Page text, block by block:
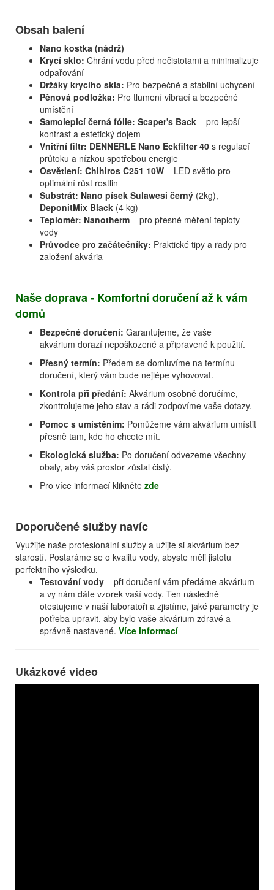
Obsah balení
Nano kostka (nádrž)
Krycí sklo: Chrání vodu před nečistotami a minimalizuje
odpařování
Držáky krycího skla: Pro bezpečné a stabilní uchycení
Pěnová podložka: Pro tlumení vibrací a bezpečné
umístění
Samolepicí černá fólie: Scaper's Back – pro lepší
kontrast a estetický dojem
Vnitřní filtr: DENNERLE Nano Eckfilter 40 s regulací
průtoku a nízkou spotřebou energie
Osvětlení: Chihiros C251 10W – LED světlo pro
optimální růst rostlin
Substrát: Nano písek Sulawesi černý (2kg),
DeponitMix Black (4 kg)
Teploměr: Nanotherm – pro přesné měření teploty
vody
Průvodce pro začátečníky: Praktické tipy a rady pro
založení akvária
Naše doprava - Komfortní doručení až k vám
domů
Bezpečné doručení: Garantujeme, že vaše
akvárium dorazí nepoškozené a připravené k použití.
Přesný termín: Předem se domluvíme na termínu
doručení, který vám bude nejlépe vyhovovat.
Kontrola při předání: Akvárium osobně doručíme,
zkontrolujeme jeho stav a rádi zodpovíme vaše dotazy.
Pomoc s umístěním: Pomůžeme vám akvárium umístit
přesně tam, kde ho chcete mít.
Ekologická služba: Po doručení odvezeme všechny
obaly, aby váš prostor zůstal čistý.
Pro více informací klikněte zde
Doporučené služby navíc
Využijte naše profesionální služby a užijte si akvárium bez
starostí. Postaráme se o kvalitu vody, abyste měli jistotu
perfektního výsledku.
Testování vody – při doručení vám předáme akvárium
a vy nám dáte vzorek vaší vody. Ten následně
otestujeme v naší laboratoři a zjistíme, jaké parametry je
potřeba upravit, aby bylo vaše akvárium zdravé a
správně nastavené. Více informací
Ukázkové video